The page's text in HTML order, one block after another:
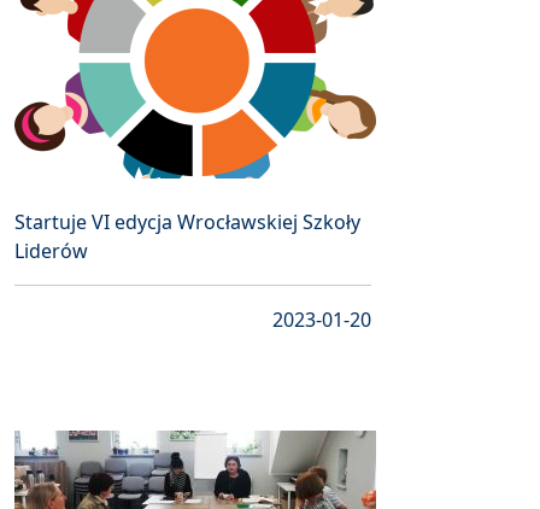
Startuje VI edycja Wrocławskiej Szkoły
Liderów
2023-01-20